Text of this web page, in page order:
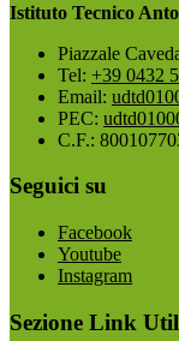
Istituto Tecnico
Piazzale
Tel: +39 0432
Email:
PEC:
C.F.:
Seguici su
Facebook
Youtube
Instagram
Sezione Link